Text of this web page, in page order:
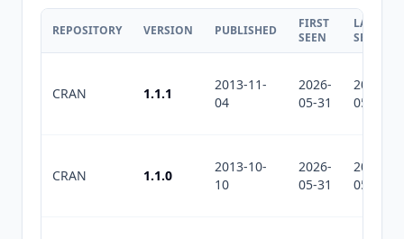
REPOSITORY VERSION PUBLISHED
FIRST
SEEN
LAST
SEEN
CRAN 1.1.1
2013-11-
04
2026-
05-31
2026-
05-31
CRAN 1.1.0
2013-10-
10
2026-
05-31
2026-
05-31